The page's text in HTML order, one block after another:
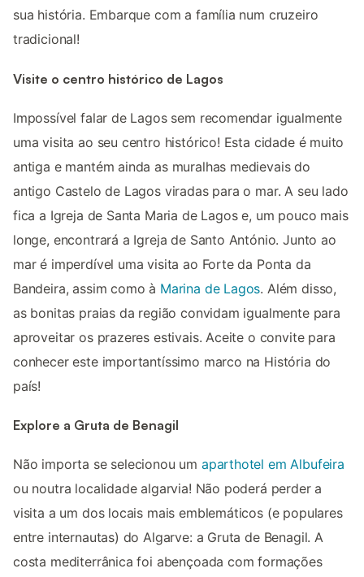
sua história. Embarque com a família num cruzeiro
tradicional!
Visite o centro histórico de Lagos
Impossível falar de Lagos sem recomendar igualmente
uma visita ao seu centro histórico! Esta cidade é muito
antiga e mantém ainda as muralhas medievais do
antigo Castelo de Lagos viradas para o mar. A seu lado
fica a Igreja de Santa Maria de Lagos e, um pouco mais
longe, encontrará a Igreja de Santo António. Junto ao
mar é imperdível uma visita ao Forte da Ponta da
Bandeira, assim como à Marina de Lagos. Além disso,
as bonitas praias da região convidam igualmente para
aproveitar os prazeres estivais. Aceite o convite para
conhecer este importantíssimo marco na História do
país!
Explore a Gruta de Benagil
Não importa se selecionou um aparthotel em Albufeira
ou noutra localidade algarvia! Não poderá perder a
visita a um dos locais mais emblemáticos (e populares
entre internautas) do Algarve: a Gruta de Benagil. A
costa mediterrânica foi abençoada com formações